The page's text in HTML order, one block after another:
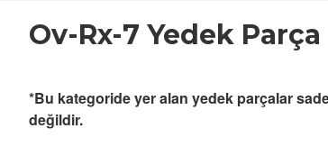
Ov-Rx-7 Yedek Parça
*Bu kategoride yer alan yedek parçalar
değildir.